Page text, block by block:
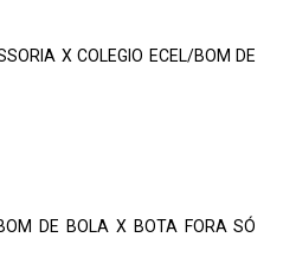
X COLEGIO ECEL/BOM DE
DE BOLA X BOTA FORA SÓ